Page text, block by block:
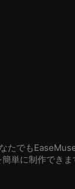
たでも
単に制作できま